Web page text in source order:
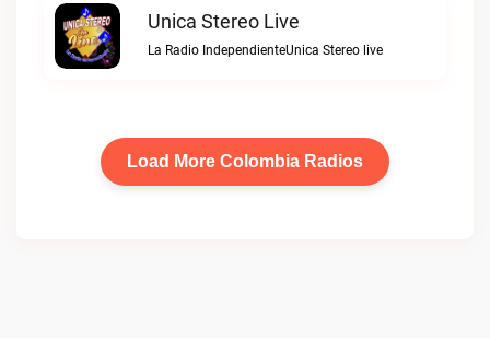
Unica Stereo Live
La Radio IndependienteUnica Stereo live
Load More Colombia Radios